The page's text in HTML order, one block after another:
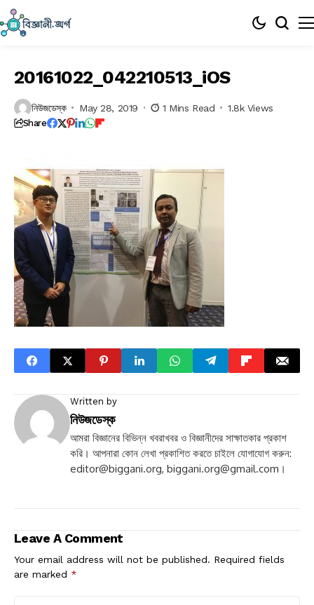
20161022_042210513_iOS
নিউজডেস্ক May 28, 2019 1 Mins Read 1.8k Views
Share
Written by
নিউজডেস্ক
আমরা বিজ্ঞানের বিভিন্ন খবরাখবর ও বিজ্ঞানীদের সাক্ষাতকার প্রকাশ
করি। আপনারা কোন লেখা প্রকাশিত করতে চাইলে যোগাযোগ করুন:
editor@biggani.org, biggani.org@gmail.com ।
Leave A Comment
Your email address will not be published. Required fields
are marked *